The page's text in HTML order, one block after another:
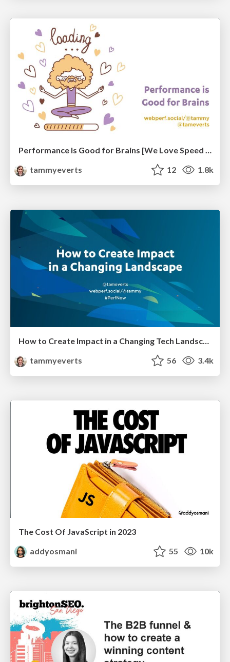
tammyeverts
12 1.8k
How to Create Impact in a Changing Tech Landscape [PerfNow 2023]
tammyeverts
56 3.4k
The Cost Of JavaScript in 2023
addyosmani
55 10k